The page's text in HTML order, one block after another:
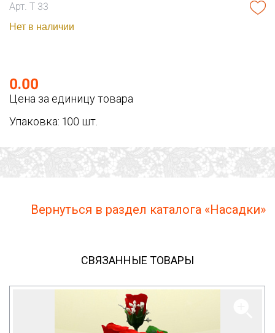
Арт. Т 33
Нет в наличии
0.00
Цена за единицу товара
Упаковка: 100 шт.
Вернуться в раздел каталога «Насадки»
СВЯЗАННЫЕ ТОВАРЫ